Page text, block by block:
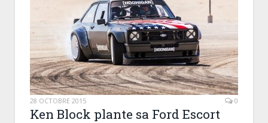
28 OCTOBRE 2015 0
Ken Block plante sa Ford Escort